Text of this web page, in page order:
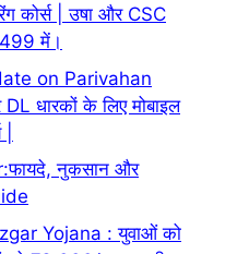
कोर्स | उषा और CSC
में।
on Parivahan
धारकों के लिए मोबाइल
नुकसान और
Yojana : युवाओं को